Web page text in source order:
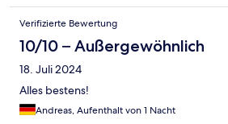
Verifizierte Bewertung
10/10 – Außergewöhnlich
18. Juli 2024
Alles bestens!
Andreas, Aufenthalt von 1 Nacht